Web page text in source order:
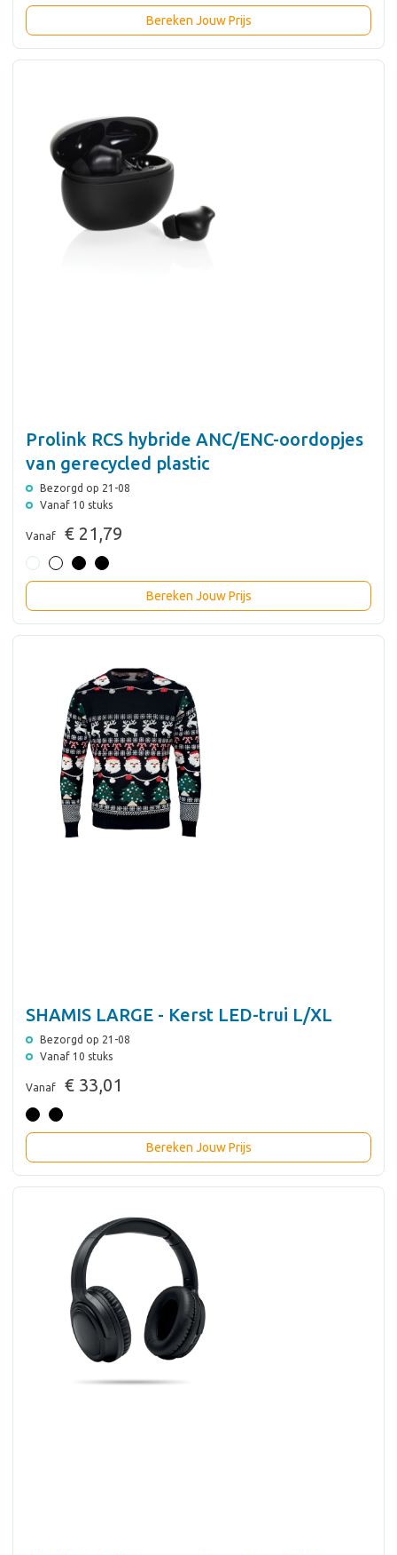
Bereken Jouw Prijs
Prolink RCS hybride ANC/ENC-oordopjes
van gerecycled plastic
Bezorgd op 21-08
Vanaf 10 stuks
Vanaf € 21,79
Bereken Jouw Prijs
SHAMIS LARGE - Kerst LED-trui L/XL
Bezorgd op 21-08
Vanaf 10 stuks
Vanaf € 33,01
Bereken Jouw Prijs